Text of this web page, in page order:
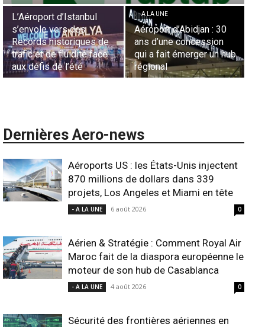
- A LA UNE
Sécurité des frontières
aériennes en Afrique :
L’appel urgent à
l’harmonisation globale
Essid à la tête de la
Représentation d’Air
France en Tunisie et
Lionel Rault aux
commandes de la région
ANSCO
Dernières Aero-news
Aéroports US : les États-Unis injectent
870 millions de dollars dans 339
projets, Los Angeles et Miami en tête
- A LA UNE 6 août 2026 0
Aérien & Stratégie : Comment Royal Air
Maroc fait de la diaspora européenne le
moteur de son hub de Casablanca
- A LA UNE 4 août 2026 0
Sécurité des frontières aériennes en